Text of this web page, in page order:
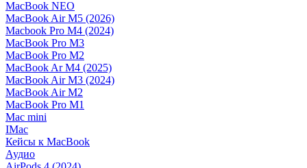
MacBook NEO
MacBook Air M5 (2026)
Macbook Pro M4 (2024)
MacBook Pro M3
MacBook Pro M2
MacBook Ar M4 (2025)
MacBook Air M3 (2024)
MacBook Air M2
MacBook Pro M1
Mac mini
IMac
Кейсы к MacBook
Аудио